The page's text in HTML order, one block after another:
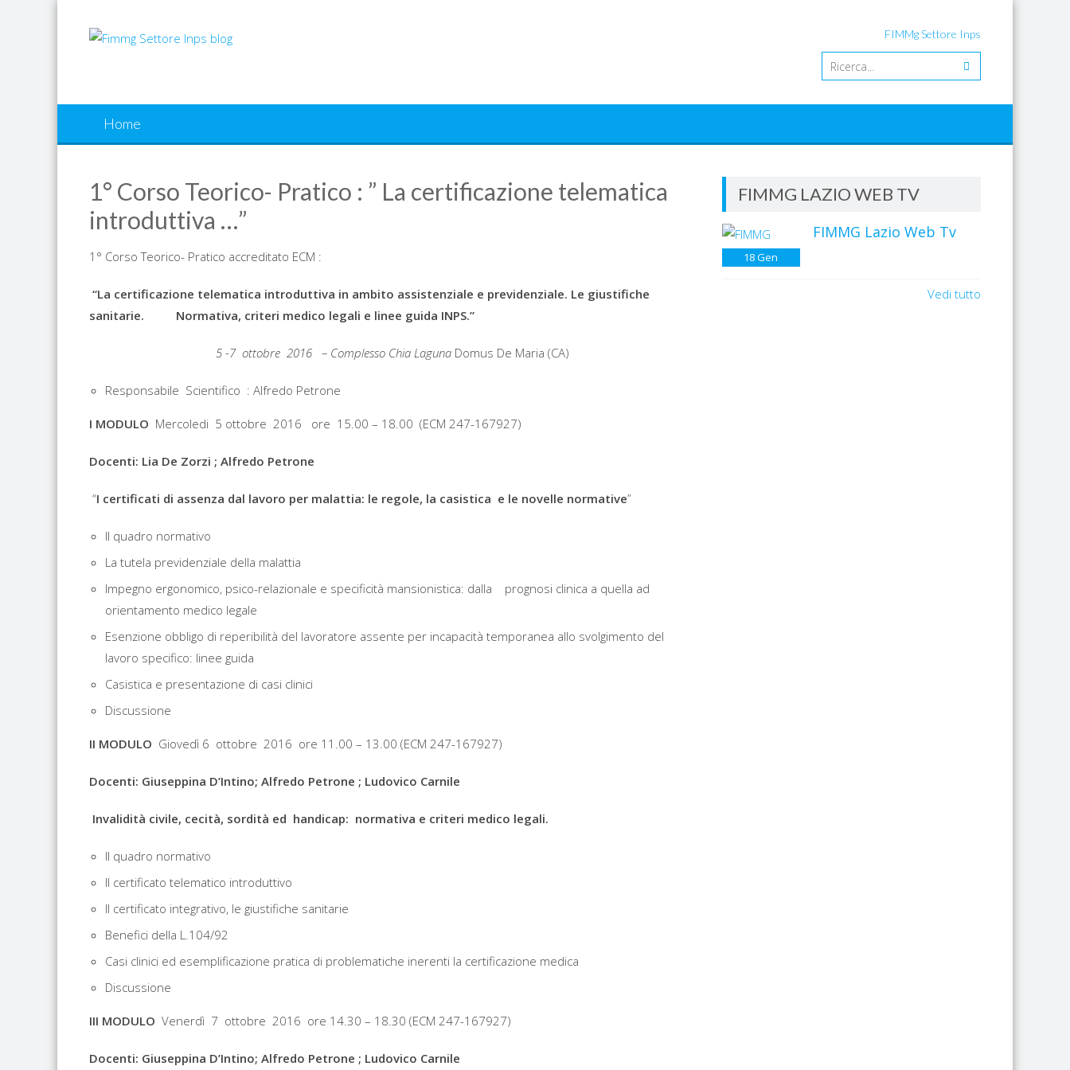
FIMMg Settore Inps
Home
1° Corso Teorico- Pratico : ” La certificazione telematica
introduttiva …”
1° Corso Teorico- Pratico accreditato ECM :
“La certificazione telematica introduttiva in ambito assistenziale e previdenziale. Le giustifiche
sanitarie. Normativa, criteri medico legali e linee guida INPS.”
5 -7 ottobre 2016 – Complesso Chia Laguna Domus De Maria (CA)
Responsabile Scientifico : Alfredo Petrone
I MODULO Mercoledi 5 ottobre 2016 ore 15.00 – 18.00 (ECM 247-167927)
Docenti: Lia De Zorzi ; Alfredo Petrone
“I certificati di assenza dal lavoro per malattia: le regole, la casistica e le novelle normative”
Il quadro normativo
La tutela previdenziale della malattia
Impegno ergonomico, psico-relazionale e specificità mansionistica: dalla prognosi clinica a quella ad
orientamento medico legale
Esenzione obbligo di reperibilità del lavoratore assente per incapacità temporanea allo svolgimento del
lavoro specifico: linee guida
Casistica e presentazione di casi clinici
Discussione
II MODULO Giovedì 6 ottobre 2016 ore 11.00 – 13.00 (ECM 247-167927)
Docenti: Giuseppina D’Intino; Alfredo Petrone ; Ludovico Carnile
Invalidità civile, cecità, sordità ed handicap: normativa e criteri medico legali.
Il quadro normativo
Il certificato telematico introduttivo
Il certificato integrativo, le giustifiche sanitarie
Benefici della L.104/92
Casi clinici ed esemplificazione pratica di problematiche inerenti la certificazione medica
Discussione
III MODULO Venerdì 7 ottobre 2016 ore 14.30 – 18.30 (ECM 247-167927)
Docenti: Giuseppina D’Intino; Alfredo Petrone ; Ludovico Carnile
FIMMG LAZIO WEB TV
18Gen
FIMMG Lazio Web Tv
Vedi tutto